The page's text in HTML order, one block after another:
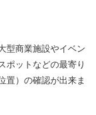
型商業施設やイベン
ポットなどの最寄り
置）の確認が出来ま